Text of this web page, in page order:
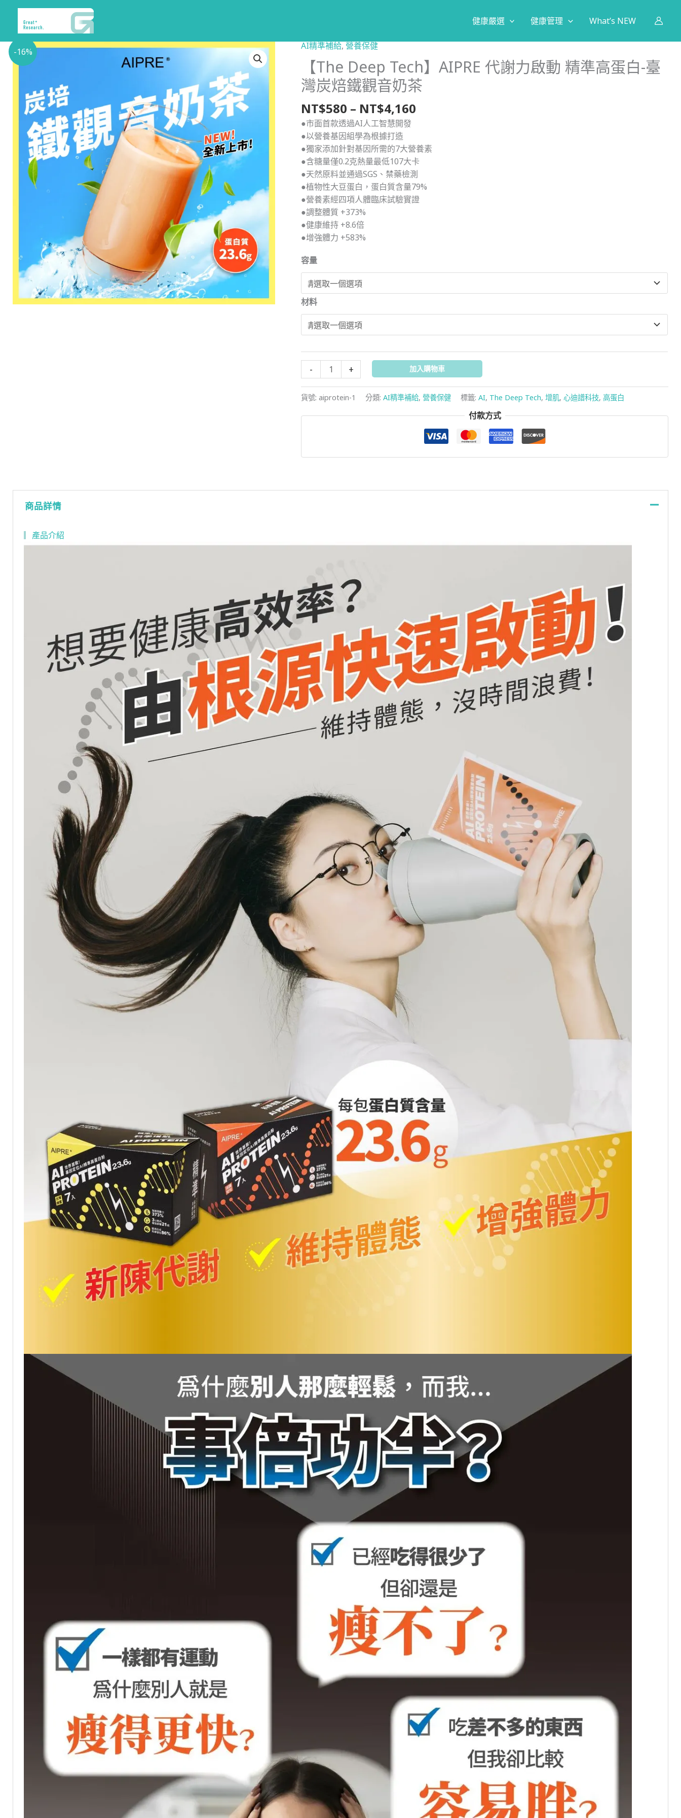
要
健康嚴選 健康管理 What’s NEW
-16%
AI精準補給, 營養保健
【The Deep Tech】AIPRE 代謝力啟動 精準高蛋白-臺
灣炭焙鐵觀音奶茶
NT$580 – NT$4,160
圍：
NT$580
到
NT$4,160
●市面首款透過AI人工智慧開發
●以營養基因組學為根據打造
●獨家添加針對基因所需的7大營養素
●含糖量僅0.2克熱量最低107大卡
●天然原料並通過SGS、禁藥檢測
●植物性大豆蛋白，蛋白質含量79%
●營養素經四項人體臨床試驗實證
●調整體質 +373%
●健康維持 +8.6倍
●增強體力 +583%
容量
材料
-
Deep
Tech】
AIPRE
代
啟
準
臺
鐵
觀
音
茶
數
量
+ 加入購物車
貨號:aiprotein-1 分類:AI精準補給,營養保健 標籤:AI, The Deep Tech,增肌,心迪譜科技,高蛋白
付款方式
商品詳情
產品介紹